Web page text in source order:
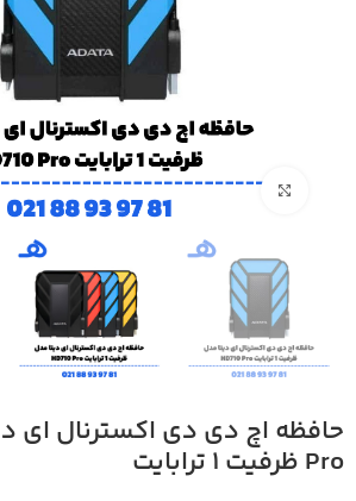
بزرگنمایی تصویر
Pro ظرفیت 1 ترابایت